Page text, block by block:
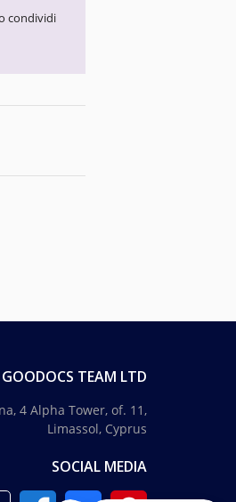
condividi
GOODOCS TEAM LTD
4 Alpha Tower, of. 11,
Limassol, Cyprus
SOCIAL MEDIA